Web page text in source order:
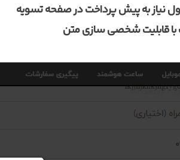
نیاز به پیش پرداخت در صفحه تسویه
قابلیت شخصی سازی متن